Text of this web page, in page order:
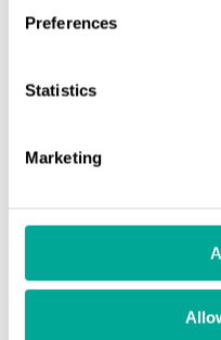
Preferences
Statistics
Marketing
Vähäinen pölyn
Ei vaadi UV-valoa